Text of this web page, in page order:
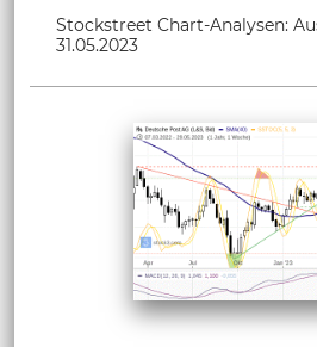
Stockstreet Chart-Analysen:
31.05.2023